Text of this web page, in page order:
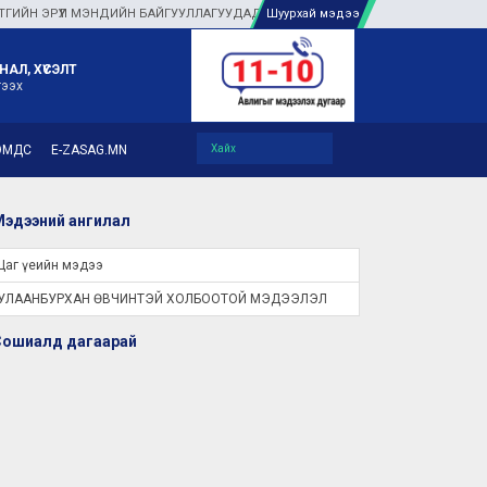
МЭНДИЙН БАЙГУУЛЛАГУУДАД ТУЛГАМДАЖ БУЙ АСУУДЛЫГ ГАЗАР
Шуурхай мэдээ
ХҮСЭЛТ
E-ZASAG.MN
ангилал
Цаг үеийн мэдээ
ӨВЧИНТЭЙ ХОЛБООТОЙ МЭДЭЭЛЭЛ
дагаарай